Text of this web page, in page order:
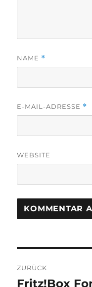
NAME *
E-MAIL-ADRESSE *
WEBSITE
ZURÜCK
Vorheriger
Fritz!Box